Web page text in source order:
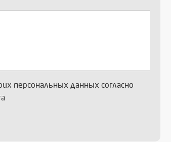
персональных данных согласно